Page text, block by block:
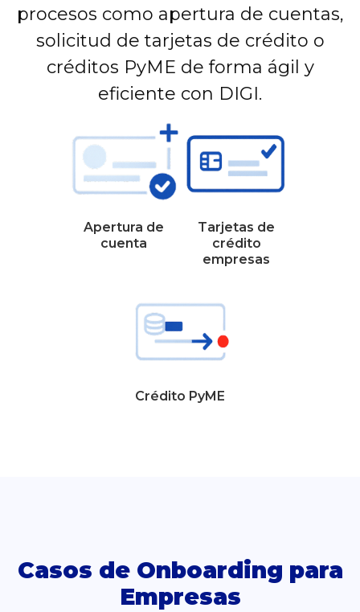
procesos como apertura de cuentas,
solicitud de tarjetas de crédito o
créditos PyME de forma ágil y
eficiente con DIGI.
Apertura de
cuenta
Tarjetas de
crédito
empresas
Crédito PyME
Casos de Onboarding para
Empresas